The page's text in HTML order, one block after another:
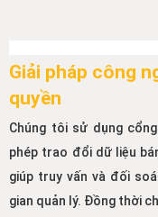
Giải pháp công
quyền
Chúng tôi sử dụng
phép trao đổi dữ liệu
giúp truy vấn và đối
gian quản lý. Đồng thời